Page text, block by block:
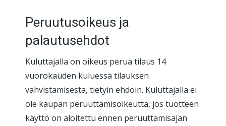
Peruutusoikeus ja
palautusehdot
Kuluttajalla on oikeus perua tilaus 14
vuorokauden kuluessa tilauksen
vahvistamisesta, tietyin ehdoin. Kuluttajalla ei
ole kaupan peruuttamisoikeutta, jos tuotteen
käyttö on aloitettu ennen peruuttamisajan